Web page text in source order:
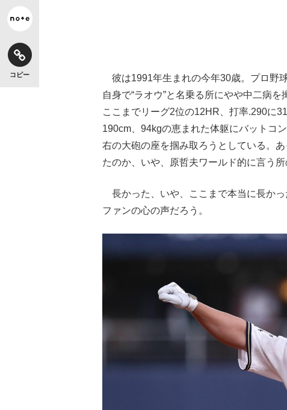
コピー
彼は1991年生まれの今年30歳。プロ野
自身で“ラオウ”と名乗る所にやや中二病
ここまでリーグ2位の12HR、打率.290に
190cm、94kgの恵まれた体躯にバットコ
右の大砲の座を掴み取ろうとしている。
たのか、いや、原哲夫ワールド的に言う
長かった、いや、ここまで本当に長か
ファンの心の声だろう。